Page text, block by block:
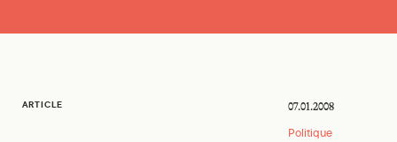
ARTICLE 07.01.2008
Politique